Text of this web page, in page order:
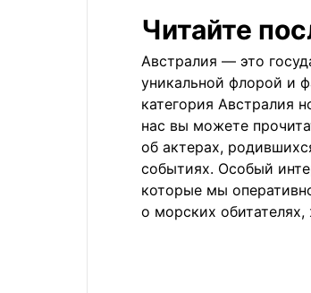
Читайте
Австралия — это
уникальной флорой и
категория Австралия
нас вы можете
об актерах,
событиях. Особый
которые мы
о морских